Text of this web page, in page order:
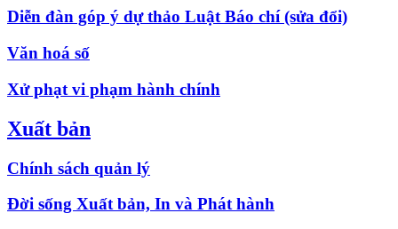
Diễn đàn góp ý dự thảo Luật Báo chí (sửa đổi)
Văn hoá số
Xử phạt vi phạm hành chính
Xuất bản
Chính sách quản lý
Đời sống Xuất bản, In và Phát hành